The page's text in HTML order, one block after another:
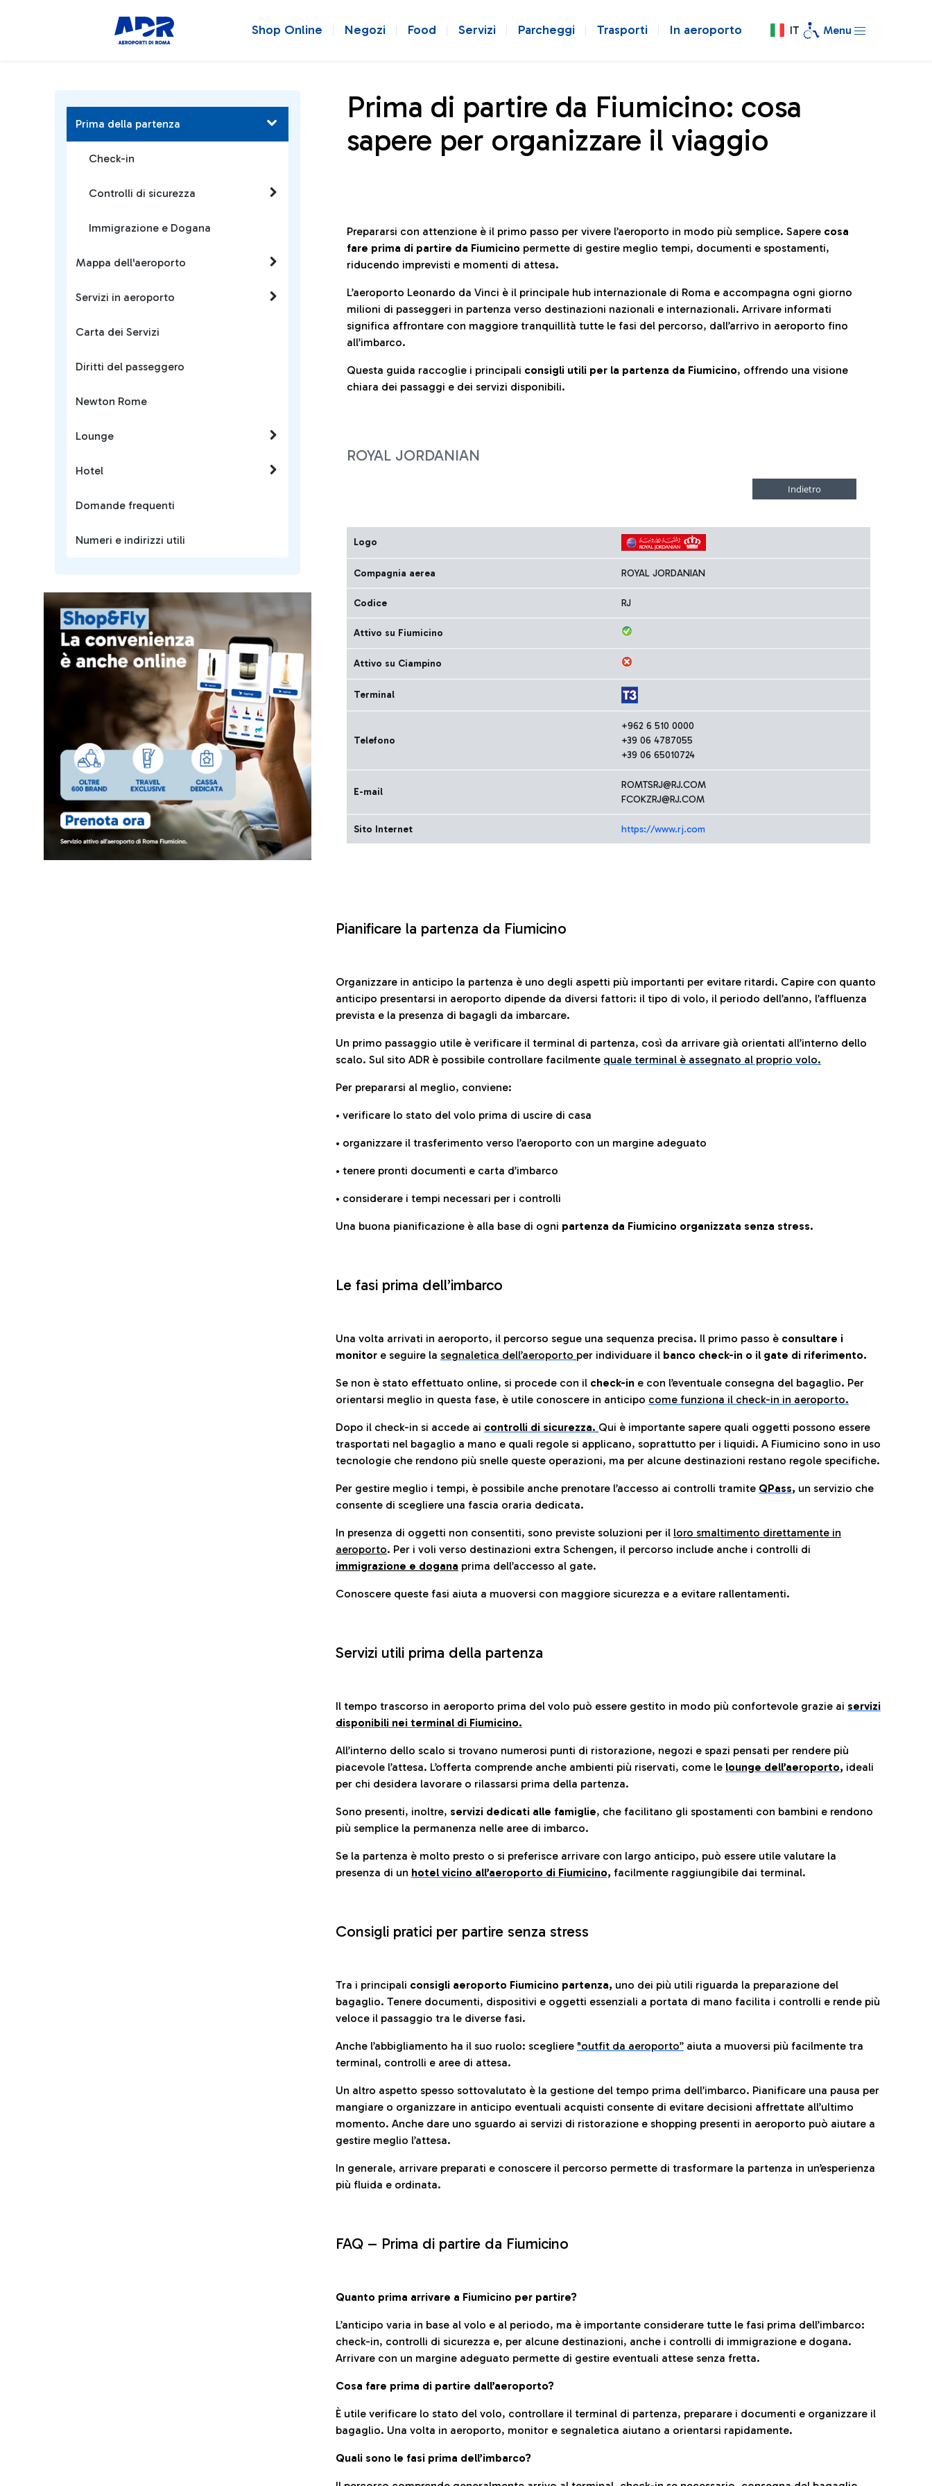
Shop Online Negozi Food Servizi Parcheggi Trasporti In aeroporto IT Menu
Prima di partire da Fiumicino: cosa
sapere per organizzare il viaggio
Prepararsi con attenzione è il primo passo per vivere l’aeroporto in modo più semplice. Sapere cosa
fare prima di partire da Fiumicino permette di gestire meglio tempi, documenti e spostamenti,
riducendo imprevisti e momenti di attesa.
L’aeroporto Leonardo da Vinci è il principale hub internazionale di Roma e accompagna ogni giorno
milioni di passeggeri in partenza verso destinazioni nazionali e internazionali. Arrivare informati
significa affrontare con maggiore tranquillità tutte le fasi del percorso, dall’arrivo in aeroporto fino
all’imbarco.
Questa guida raccoglie i principali consigli utili per la partenza da Fiumicino, offrendo una visione
chiara dei passaggi e dei servizi disponibili.
ROYAL JORDANIAN
Logo
Compagnia aerea ROYAL JORDANIAN
Codice RJ
Attivo su Fiumicino
Attivo su Ciampino
Terminal
Telefono
+962 6 510 0000
+39 06 4787055
+39 06 65010724
E-mail
ROMTSRJ@RJ.COM
FCOKZRJ@RJ.COM
Sito Internet https://www.rj.com
Pianificare la partenza da Fiumicino
Organizzare in anticipo la partenza è uno degli aspetti più importanti per evitare ritardi. Capire con quanto
anticipo presentarsi in aeroporto dipende da diversi fattori: il tipo di volo, il periodo dell’anno, l’affluenza
prevista e la presenza di bagagli da imbarcare.
Un primo passaggio utile è verificare il terminal di partenza, così da arrivare già orientati all’interno dello
scalo. Sul sito ADR è possibile controllare facilmente quale terminal è assegnato al proprio volo.
Per prepararsi al meglio, conviene:
• verificare lo stato del volo prima di uscire di casa
• organizzare il trasferimento verso l’aeroporto con un margine adeguato
• tenere pronti documenti e carta d’imbarco
• considerare i tempi necessari per i controlli
Una buona pianificazione è alla base di ogni partenza da Fiumicino organizzata senza stress.
Le fasi prima dell’imbarco
Una volta arrivati in aeroporto, il percorso segue una sequenza precisa. Il primo passo è consultare i
monitor e seguire la segnaletica dell’aeroporto per individuare il banco check-in o il gate di riferimento.
Se non è stato effettuato online, si procede con il check-in e con l’eventuale consegna del bagaglio. Per
orientarsi meglio in questa fase, è utile conoscere in anticipo come funziona il check-in in aeroporto.
Dopo il check-in si accede ai controlli di sicurezza. Qui è importante sapere quali oggetti possono essere
trasportati nel bagaglio a mano e quali regole si applicano, soprattutto per i liquidi. A Fiumicino sono in uso
tecnologie che rendono più snelle queste operazioni, ma per alcune destinazioni restano regole specifiche.
Per gestire meglio i tempi, è possibile anche prenotare l’accesso ai controlli tramite QPass, un servizio che
consente di scegliere una fascia oraria dedicata.
In presenza di oggetti non consentiti, sono previste soluzioni per il loro smaltimento direttamente in
aeroporto. Per i voli verso destinazioni extra Schengen, il percorso include anche i controlli di
immigrazione e dogana prima dell’accesso al gate.
Conoscere queste fasi aiuta a muoversi con maggiore sicurezza e a evitare rallentamenti.
Servizi utili prima della partenza
Il tempo trascorso in aeroporto prima del volo può essere gestito in modo più confortevole grazie ai servizi
disponibili nei terminal di Fiumicino.
All’interno dello scalo si trovano numerosi punti di ristorazione, negozi e spazi pensati per rendere più
piacevole l’attesa. L’offerta comprende anche ambienti più riservati, come le lounge dell’aeroporto, ideali
per chi desidera lavorare o rilassarsi prima della partenza.
Sono presenti, inoltre, servizi dedicati alle famiglie, che facilitano gli spostamenti con bambini e rendono
più semplice la permanenza nelle aree di imbarco.
Se la partenza è molto presto o si preferisce arrivare con largo anticipo, può essere utile valutare la
presenza di un hotel vicino all’aeroporto di Fiumicino, facilmente raggiungibile dai terminal.
Consigli pratici per partire senza stress
Tra i principali consigli aeroporto Fiumicino partenza, uno dei più utili riguarda la preparazione del
bagaglio. Tenere documenti, dispositivi e oggetti essenziali a portata di mano facilita i controlli e rende più
veloce il passaggio tra le diverse fasi.
Anche l’abbigliamento ha il suo ruolo: scegliere "outfit da aeroporto” aiuta a muoversi più facilmente tra
terminal, controlli e aree di attesa.
Un altro aspetto spesso sottovalutato è la gestione del tempo prima dell’imbarco. Pianificare una pausa per
mangiare o organizzare in anticipo eventuali acquisti consente di evitare decisioni affrettate all’ultimo
momento. Anche dare uno sguardo ai servizi di ristorazione e shopping presenti in aeroporto può aiutare a
gestire meglio l’attesa.
In generale, arrivare preparati e conoscere il percorso permette di trasformare la partenza in un’esperienza
più fluida e ordinata.
FAQ – Prima di partire da Fiumicino
Quanto prima arrivare a Fiumicino per partire?
L’anticipo varia in base al volo e al periodo, ma è importante considerare tutte le fasi prima dell’imbarco:
check-in, controlli di sicurezza e, per alcune destinazioni, anche i controlli di immigrazione e dogana.
Arrivare con un margine adeguato permette di gestire eventuali attese senza fretta.
Cosa fare prima di partire dall’aeroporto?
È utile verificare lo stato del volo, controllare il terminal di partenza, preparare i documenti e organizzare il
bagaglio. Una volta in aeroporto, monitor e segnaletica aiutano a orientarsi rapidamente.
Quali sono le fasi prima dell’imbarco?
Prima della partenza
Check-in
Controlli di sicurezza
Immigrazione e Dogana
Mappa dell'aeroporto
Servizi in aeroporto
Carta dei Servizi
Diritti del passeggero
Newton Rome
Lounge
Hotel
Domande frequenti
Numeri e indirizzi utili